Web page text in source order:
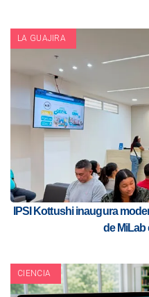
LA GUAJIRA
IPSI Kottushi inaugura
de MiLab
CIENCIA